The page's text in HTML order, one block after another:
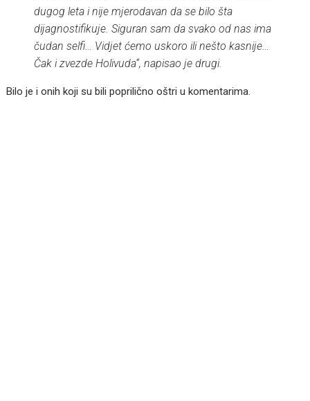
dugog leta i nije mjerodavan da se bilo šta
dijagnostifikuje. Siguran sam da svako od nas ima
čudan selfi… Vidjet ćemo uskoro ili nešto kasnije…
Čak i zvezde Holivuda“, napisao je drugi.
Bilo je i onih koji su bili poprilično oštri u komentarima.